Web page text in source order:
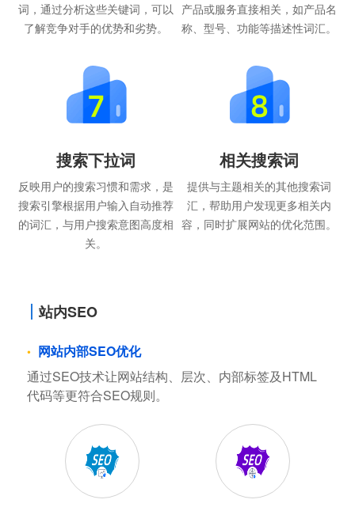
词，通过分析这些关键词，可以
了解竞争对手的优势和劣势。
产品或服务直接相关，如产品名
称、型号、功能等描述性词汇。
搜索下拉词
反映用户的搜索习惯和需求，是
搜索引擎根据用户输入自动推荐
的词汇，与用户搜索意图高度相
关。
相关搜索词
提供与主题相关的其他搜索词
汇，帮助用户发现更多相关内
容，同时扩展网站的优化范围。
站内SEO
网站内部SEO优化
通过SEO技术让网站结构、层次、内部标签及HTML
代码等更符合SEO规则。